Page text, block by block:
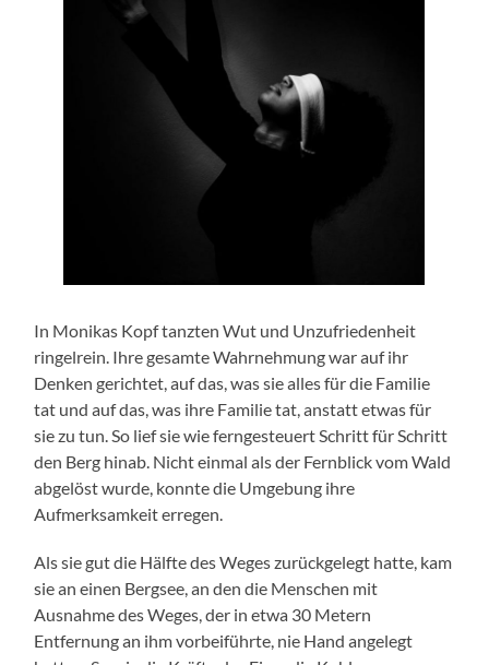
In Monikas Kopf tanzten Wut und Unzufriedenheit
ringelrein. Ihre gesamte Wahrnehmung war auf ihr
Denken gerichtet, auf das, was sie alles für die Familie
tat und auf das, was ihre Familie tat, anstatt etwas für
sie zu tun. So lief sie wie ferngesteuert Schritt für Schritt
den Berg hinab. Nicht einmal als der Fernblick vom Wald
abgelöst wurde, konnte die Umgebung ihre
Aufmerksamkeit erregen.
Als sie gut die Hälfte des Weges zurückgelegt hatte, kam
sie an einen Bergsee, an den die Menschen mit
Ausnahme des Weges, der in etwa 30 Metern
Entfernung an ihm vorbeiführte, nie Hand angelegt